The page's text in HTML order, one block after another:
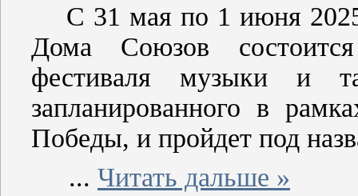
С 31 мая по 1 июня
Дома Союзов
фестиваля музыки и
запланированного в
Победы, и пройдет под
... Читать дальше »